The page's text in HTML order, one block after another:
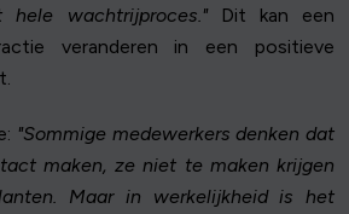
wachtrijproces."Dit kan een
veranderen in een positieve
"Sommige medewerkers denken dat
maken, ze niet te maken krijgen
Maar in werkelijkheid is het